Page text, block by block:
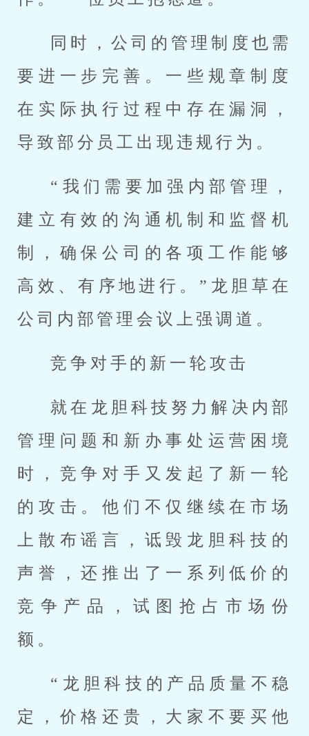
同时，公司的管理制度也需
要进一步完善。一些规章制度
在实际执行过程中存在漏洞，
导致部分员工出现违规行为。
“我们需要加强内部管理，
建立有效的沟通机制和监督机
制，确保公司的各项工作能够
高效、有序地进行。”龙胆草在
公司内部管理会议上强调道。
竞争对手的新一轮攻击
就在龙胆科技努力解决内部
管理问题和新办事处运营困境
时，竞争对手又发起了新一轮
的攻击。他们不仅继续在市场
上散布谣言，诋毁龙胆科技的
声誉，还推出了一系列低价的
竞争产品，试图抢占市场份
额。
“龙胆科技的产品质量不稳
定，价格还贵，大家不要买他